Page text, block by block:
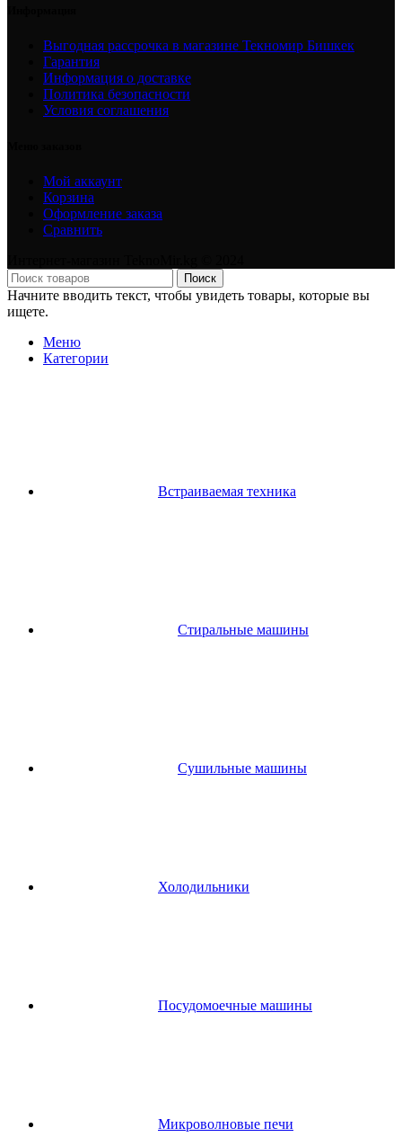
Выгодная рассрочка в магазине Текномир Бишкек
Гарантия
Информация о доставке
Политика безопасности
Условия соглашения
Мой аккаунт
Корзина
Оформление заказа
Сравнить
Поиск
Начните вводить текст, чтобы увидеть товары, которые вы
ищете.
Меню
Категории
Встраиваемая техника
Стиральные машины
Сушильные машины
Холодильники
Посудомоечные машины
Микроволновые печи